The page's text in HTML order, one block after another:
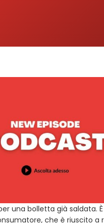
una bolletta già saldata.
che è riuscito a